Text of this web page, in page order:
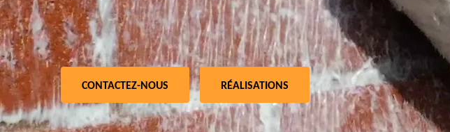
CONTACTEZ-NOUS RÉALISATIONS